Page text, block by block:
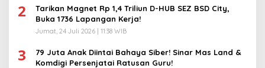
2
Tarikan Magnet Rp 1,4 Triliun D-HUB SEZ BSD City,
Buka 1736 Lapangan Kerja!
Jumat, 24 Juli 2026 | 11:38 WIB
3
79 Juta Anak Diintai Bahaya Siber! Sinar Mas Land &
Komdigi Persenjatai Ratusan Guru!